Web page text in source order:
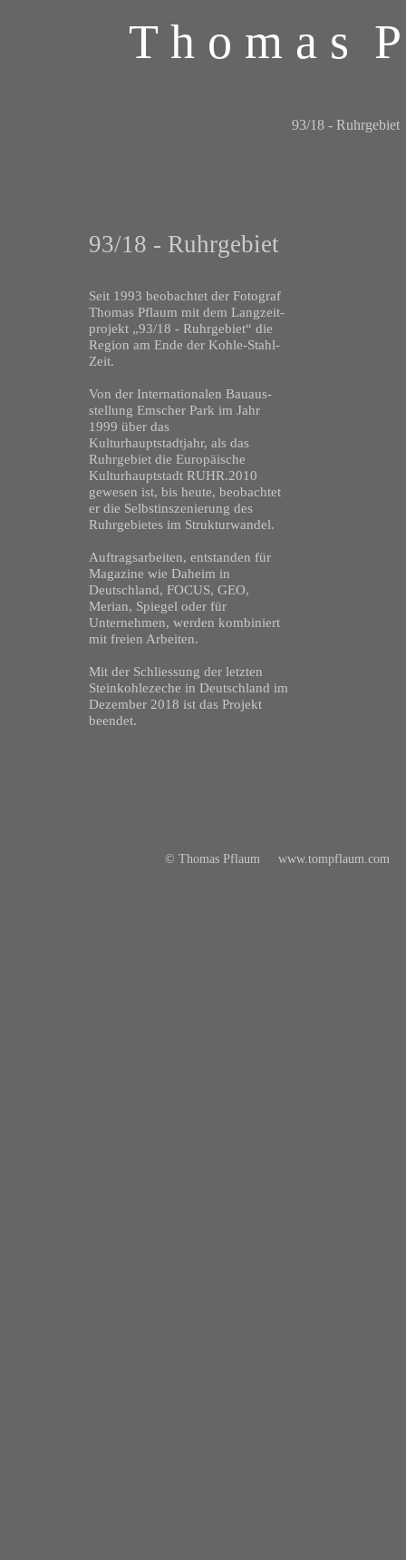
93/18 - Ruhrgebiet
Seit 1993 beobachtet der Fotograf
Thomas Pflaum mit dem Langzeit-
projekt „93/18 - Ruhrgebiet“ die
Region am Ende der Kohle-Stahl-
Zeit.
Von der Internationalen Bauaus-
stellung Emscher Park im Jahr
1999 über das
Kulturhauptstadtjahr, als das
Ruhrgebiet die Europäische
Kulturhauptstadt RUHR.2010
gewesen ist, bis heute, beobachtet
er die Selbstinszenierung des
Ruhrgebietes im Strukturwandel.
Auftragsarbeiten, entstanden für
Magazine wie Daheim in
Deutschland, FOCUS, GEO,
Merian, Spiegel oder für
Unternehmen, werden kombiniert
mit freien Arbeiten.
Mit der Schliessung der letzten
Steinkohlezeche in Deutschland im
Dezember 2018 ist das Projekt
beendet.
T h o m a s
93/18 - Ruhrgebiet
© Thomas Pflaum www.tompflaum.com